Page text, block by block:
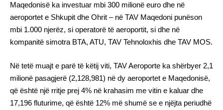
Maqedonisë ka investuar mbi 300 milionë euro dhe në
aeroportet e Shkupit dhe Ohrit – në TAV Maqedoni punëson
mbi 1.000 njerëz, si operatorë të aeroportit, si dhe në
kompanitë simotra BTA, ATU, TAV Tehnoloxhis dhe TAV MOS.
Në tetë muajt e parë të këtij viti, TAV Aeroporte ka shërbyer 2,1
milionë pasagjerë (2,128,981) në dy aeroportet e Maqedonisë,
që është një rritje prej 4% në krahasim me vitin e kaluar dhe
17,196 fluturime, që është 12% më shumë se e njëjta periudhë